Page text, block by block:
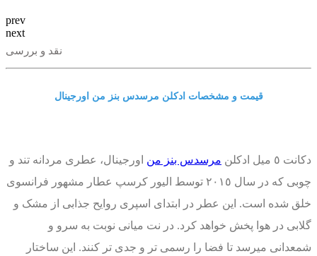
prev
next
نقد و بررسی
قیمت و مشخصات ادکلن مرسدس بنز من اورجینال
دکانت ٥ میل ادکلن مرسدس بنز من اورجینال، عطری مردانه تند و
چوبی که در سال ٢٠١٥ توسط الیور کرسپ عطار مشهور فرانسوی
خلق شده است. این عطر در ابتدای اسپری روایح جذابی از مشک و
گلابی در هوا پخش خواهد کرد. در نت میانی نوبت به سرو و
شمعدانی میرسد تا فضا را رسمی تر و جدی تر کنند. این ساختار